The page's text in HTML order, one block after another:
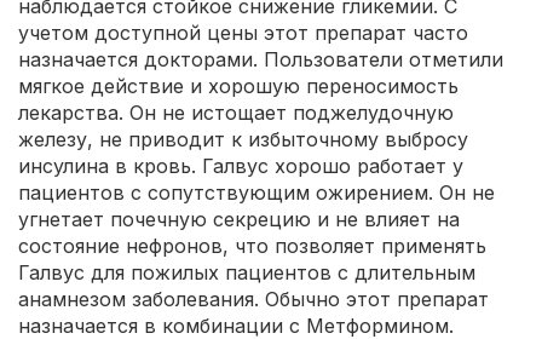
наблюдается стойкое снижение гликемии. С
учетом доступной цены этот препарат часто
назначается докторами. Пользователи отметили
мягкое действие и хорошую переносимость
лекарства. Он не истощает поджелудочную
железу, не приводит к избыточному выбросу
инсулина в кровь. Галвус хорошо работает у
пациентов с сопутствующим ожирением. Он не
угнетает почечную секрецию и не влияет на
состояние нефронов, что позволяет применять
Галвус для пожилых пациентов с длительным
анамнезом заболевания. Обычно этот препарат
назначается в комбинации с Метформином.